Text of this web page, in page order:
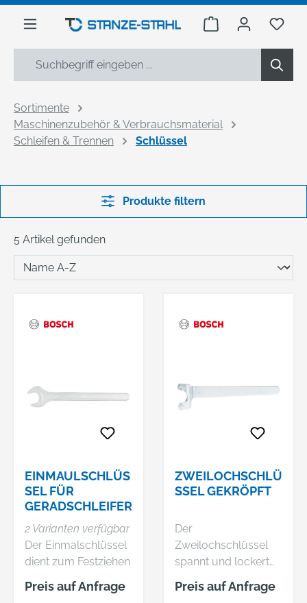
springen
Warenkorb Du
Sortimente
Maschinenzubehör & Verbrauchsmaterial
Schleifen & Trennen
Schlüssel
Produkte filtern
5 Artikel gefunden
EINMAULSCHLÜS
SEL FÜR
GERADSCHLEIFER
2 Varianten verfügbar
Der Einmalschlüssel
dient zum Festziehen
und Lösen von 14-
mm-Spannmuttern.
Preis auf Anfrage
ZWEILOCHSCHLÜ
SSEL GEKRÖPFT
Der
Zweilochschlüssel
spannt und lockert
Aufspannflanschen
auf Schleiftöpfen. Er
Preis auf Anfrage